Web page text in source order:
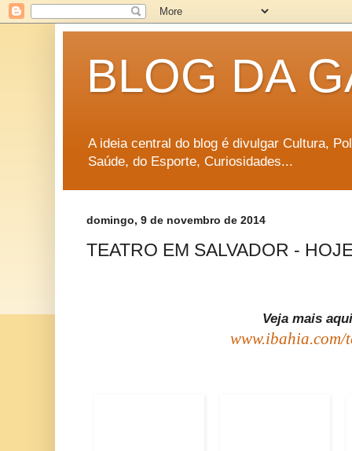
BLOG DA
A ideia central do blog é divulgar Cultura,
Saúde, do Esporte, Curiosidades...
domingo, 9 de novembro de 2014
TEATRO EM SALVADOR -
Veja mais
www.ibahia.com/